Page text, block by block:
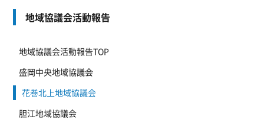
地域協議会活動報告
地域協議会活動報告TOP
盛岡中央地域協議会
花巻北上地域協議会
胆江地域協議会